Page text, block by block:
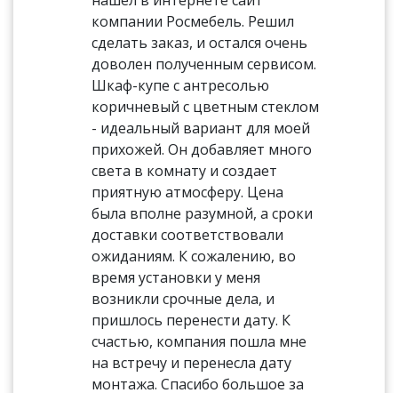
компании Росмебель. Решил
сделать заказ, и остался очень
доволен полученным сервисом.
Шкаф-купе с антресолью
коричневый с цветным стеклом
- идеальный вариант для моей
прихожей. Он добавляет много
света в комнату и создает
приятную атмосферу. Цена
была вполне разумной, а сроки
доставки соответствовали
ожиданиям. К сожалению, во
время установки у меня
возникли срочные дела, и
пришлось перенести дату. К
счастью, компания пошла мне
на встречу и перенесла дату
монтажа. Спасибо большое за